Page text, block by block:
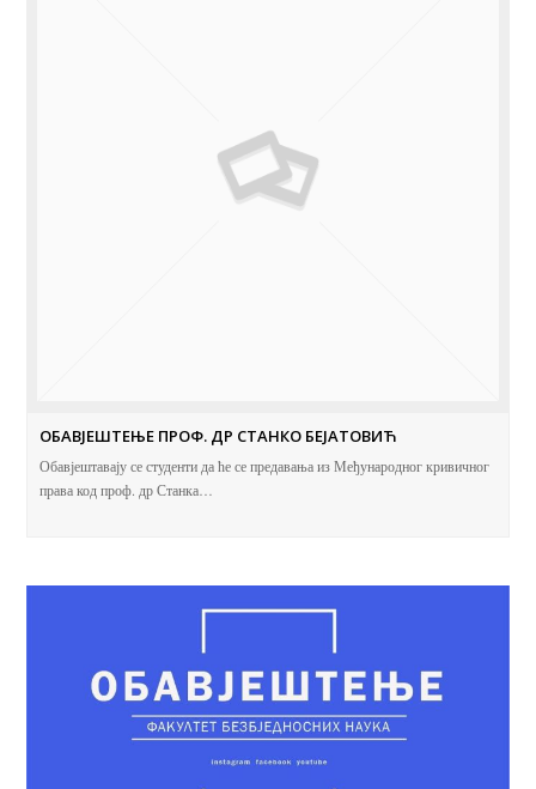
ОБАВЈЕШТЕЊЕ ПРОФ. ДР СТАНКО БЕЈАТОВИЋ
Обавјештавају се студенти да ће се предавања из Међународног кривичног
права код проф. др Станка…